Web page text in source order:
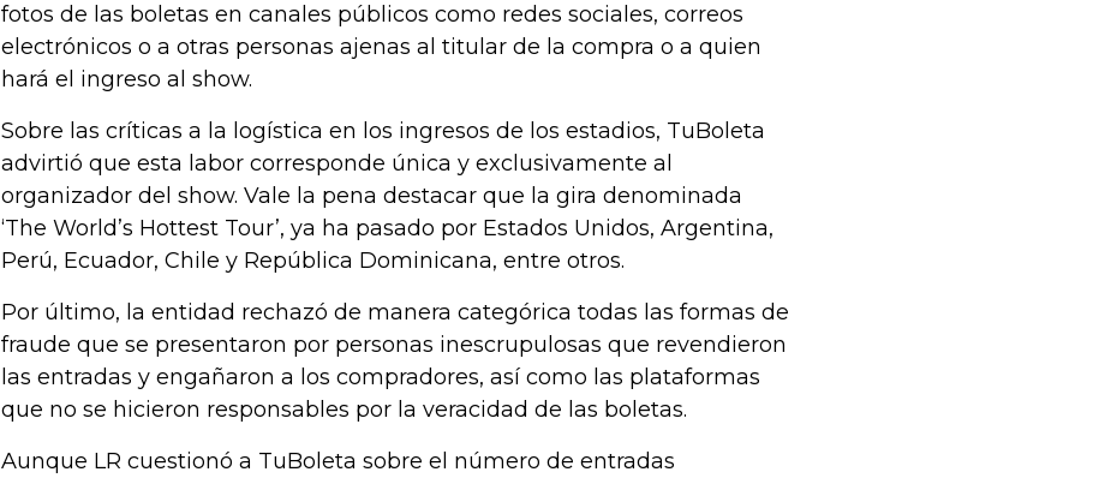
fotos de las boletas en canales públicos como redes sociales, correos
electrónicos o a otras personas ajenas al titular de la compra o a quien
hará el ingreso al show.
Sobre las críticas a la logística en los ingresos de los estadios, TuBoleta
advirtió que esta labor corresponde única y exclusivamente al
organizador del show. Vale la pena destacar que la gira denominada
‘The World’s Hottest Tour’, ya ha pasado por Estados Unidos, Argentina,
Perú, Ecuador, Chile y República Dominicana, entre otros.
Por último, la entidad rechazó de manera categórica todas las formas de
fraude que se presentaron por personas inescrupulosas que revendieron
las entradas y engañaron a los compradores, así como las plataformas
que no se hicieron responsables por la veracidad de las boletas.
Aunque LR cuestionó a TuBoleta sobre el número de entradas